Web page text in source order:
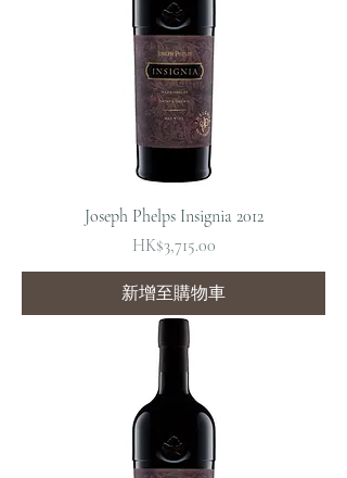
Joseph Phelps Insignia 2012
價格
HK$3,715.00
新增至購物車